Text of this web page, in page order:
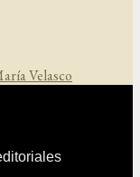
Velasco